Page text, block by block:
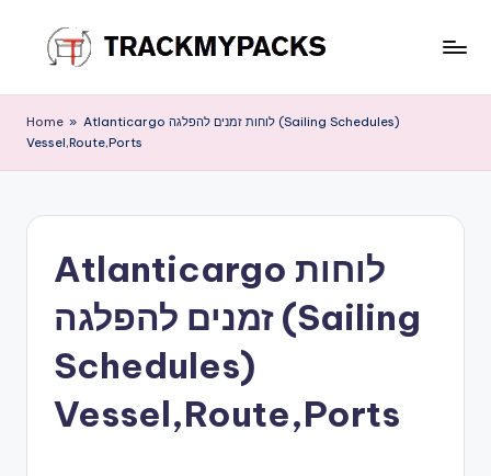
content
r
a
M
Home » Atlanticargo לוחות זמנים להפלגה (Sailing Schedules)
Vessel,Route,Ports
Atlanticargo לוחות
זמנים להפלגה (Sailing
Schedules)
Vessel,Route,Ports